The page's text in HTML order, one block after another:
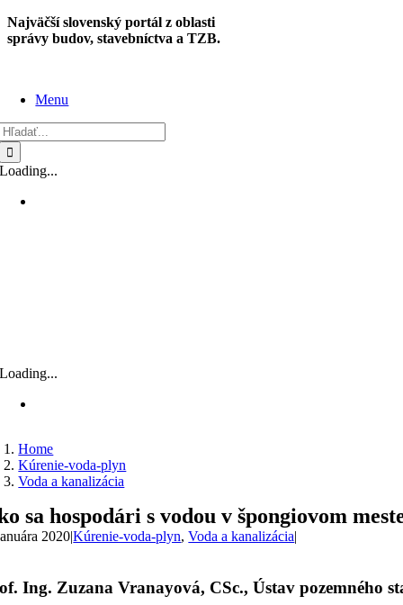
Skip
to
Najväčší slovenský portál z oblasti
správy budov, stavebníctva a TZB.
Menu
Loading...
Loading...
Home
Kúrenie-voda-plyn
Voda a kanalizácia
sa hospodári s vodou v špongiovom
2020|Kúrenie-voda-plyn,Voda a kanalizácia|
Ing. Zuzana Vranayová, CSc., Ústav pozemného